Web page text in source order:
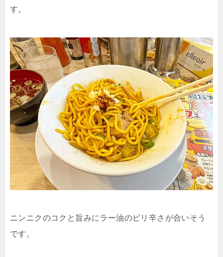
す。
ニンニクのコクと旨みにラー油のピリ辛さが合いそう
です。